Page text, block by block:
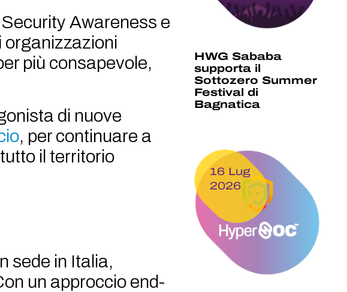
Awareness e
più consapevole,
di nuove
, per continuare a
il territorio
sede in Italia,
un approccio end-
HWG Sababa
supporta il
Sottozero Summer
Festival di
Bagnatica
16 Lug
2026